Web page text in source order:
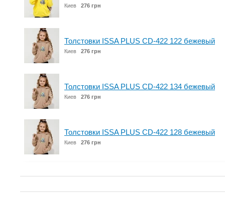
Киев 276 грн
Толстовки ISSA PLUS CD-422 122 бежевый
Киев 276 грн
Толстовки ISSA PLUS CD-422 134 бежевый
Киев 276 грн
Толстовки ISSA PLUS CD-422 128 бежевый
Киев 276 грн